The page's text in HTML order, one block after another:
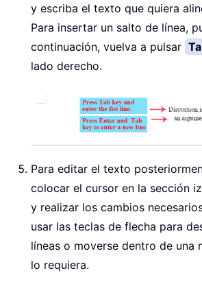
y escriba el texto que quiera
Para insertar un salto de línea,
continuación, vuelva a pulsar
lado derecho.
Para editar el texto
colocar el cursor en la sección
y realizar los cambios
usar las teclas de flecha para
líneas o moverse dentro de una
lo requiera.